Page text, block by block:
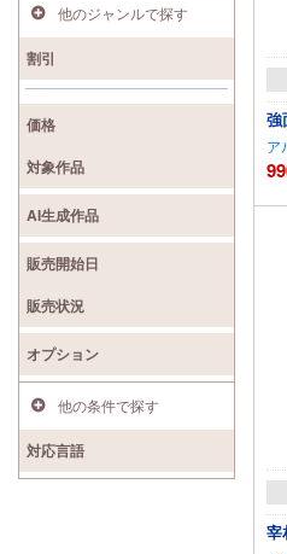
強
ア
宰
他のジャンルで探す
割引
価格
対象作品
AI生成作品
販売開始日
販売状況
オプション
他の条件で探す
対応言語